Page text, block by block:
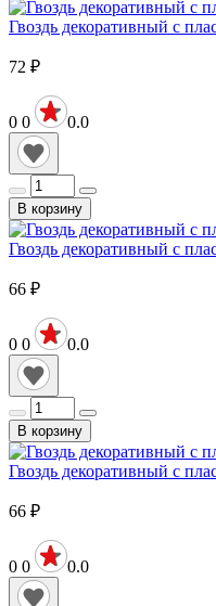
Гвоздь декоративный с
72 ₽
0 0 0.0
В корзину
Гвоздь декоративный с
66 ₽
0 0 0.0
В корзину
Гвоздь декоративный с
66 ₽
0 0 0.0